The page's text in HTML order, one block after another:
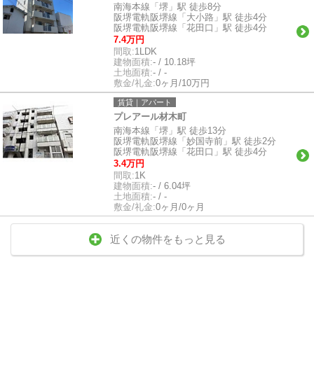
南海本線「堺」駅 徒歩8分
阪堺電軌阪堺線「大小路」駅 徒歩4分
阪堺電軌阪堺線「花田口」駅 徒歩4分
7.4万円
間取:1LDK
建物面積:- / 10.18坪
土地面積:- / -
敷金/礼金:0ヶ月/10万円
賃貸｜アパート
プレアール材木町
南海本線「堺」駅 徒歩13分
阪堺電軌阪堺線「妙国寺前」駅 徒歩2分
阪堺電軌阪堺線「花田口」駅 徒歩4分
3.4万円
間取:1K
建物面積:- / 6.04坪
土地面積:- / -
敷金/礼金:0ヶ月/0ヶ月
近くの物件をもっと見る